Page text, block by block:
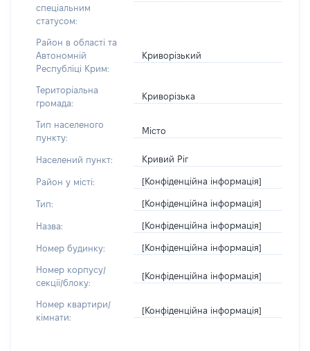
спеціальним
статусом:
Район в області та
Автономній
Республіці Крим:
Криворізький
Територіальна
громада:
Криворізька
Тип населеного
пункту:
Місто
Населений пункт: Кривий Ріг
Район у місті: [Конфіденційна інформація]
Тип: [Конфіденційна інформація]
Назва: [Конфіденційна інформація]
Номер будинку: [Конфіденційна інформація]
Номер корпусу/
секції/блоку:
[Конфіденційна інформація]
Номер квартири/
кімнати:
[Конфіденційна інформація]